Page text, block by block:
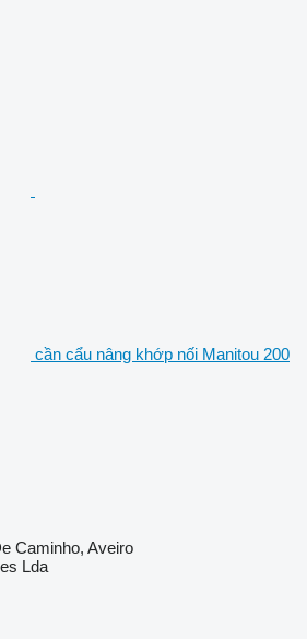
cần cẩu nâng khớp nối Manitou 200
Caminho, Aveiro
Lda